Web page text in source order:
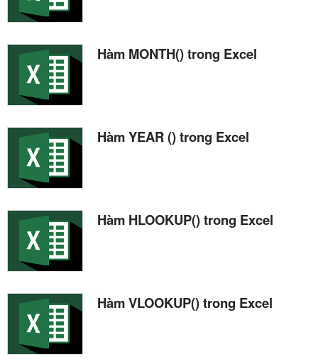
Hàm MONTH() trong Excel
Hàm YEAR () trong Excel
Hàm HLOOKUP() trong Excel
Hàm VLOOKUP() trong Excel